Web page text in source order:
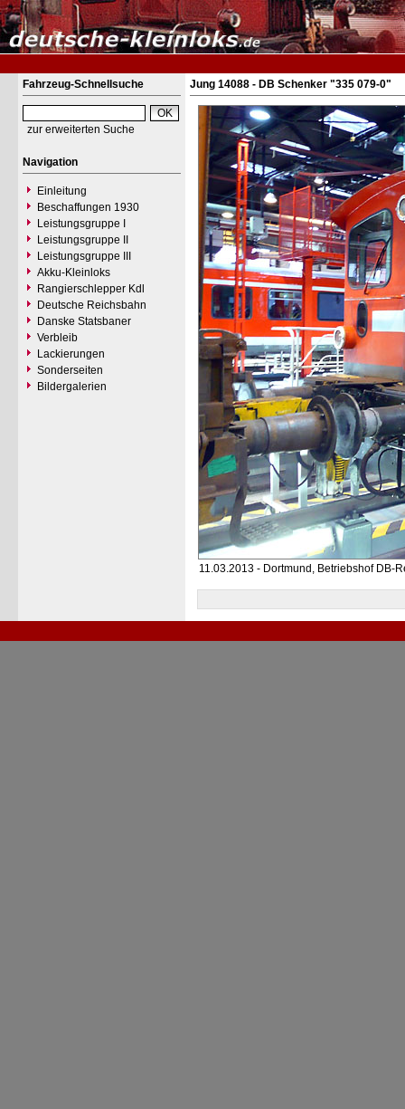
Fahrzeug-Schnellsuche
zur erweiterten Suche
Navigation
Einleitung
Beschaffungen 1930
Leistungsgruppe I
Leistungsgruppe II
Leistungsgruppe III
Akku-Kleinloks
Rangierschlepper Kdl
Deutsche Reichsbahn
Danske Statsbaner
Verbleib
Lackierungen
Sonderseiten
Bildergalerien
Jung 14088 - DB Schenker "335 079-0"
11.03.2013 - Dortmund, Betriebshof DB-